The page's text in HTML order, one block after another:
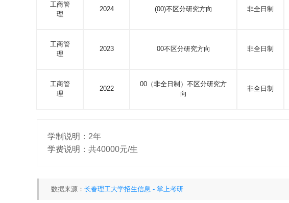
工商管
理
2024 (00)不区分研究方向 非全日制
工商管
理
2023 00不区分研究方向 非全日制
工商管
理
2022
00（非全日制）不区分研究方
向
非全日制
学制说明： 2年
学费说明： 共40000元/生
数据来源： 长春理工大学招生信息 - 掌上考研